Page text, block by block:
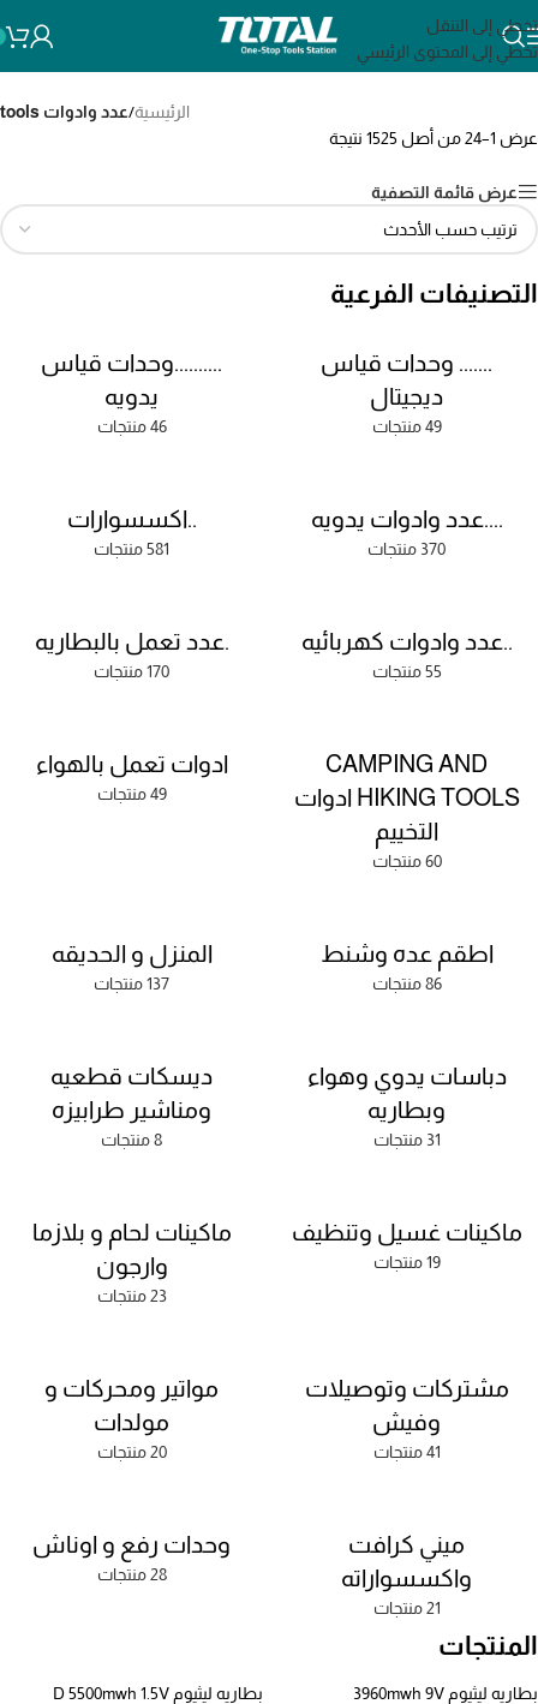
تخطي إلى التنقل
تخطي إلى المحتوى الرئيسي
الرئيسية/عدد وادوات tools
عرض 1–24 من أصل 1525 نتيجة
عرض قائمة التصفية
التصنيفات الفرعية
....... وحدات قياس
ديجيتال
49 منتجات
..........وحدات قياس
يدويه
46 منتجات
....عدد وادوات يدويه
370 منتجات
..اكسسوارات
581 منتجات
..عدد وادوات كهربائيه
55 منتجات
.عدد تعمل بالبطاريه
170 منتجات
CAMPING AND
HIKING TOOLS ادوات
التخييم
60 منتجات
ادوات تعمل بالهواء
49 منتجات
اطقم عده وشنط
86 منتجات
المنزل و الحديقه
137 منتجات
دباسات يدوي وهواء
وبطاريه
31 منتجات
ديسكات قطعيه
ومناشير طرابيزه
8 منتجات
ماكينات غسيل وتنظيف
19 منتجات
ماكينات لحام و بلازما
وارجون
23 منتجات
مشتركات وتوصيلات
وفيش
41 منتجات
مواتير ومحركات و
مولدات
20 منتجات
ميني كرافت
واكسسواراته
21 منتجات
وحدات رفع و اوناش
28 منتجات
المنتجات
بطاريه ليثيوم 3960mwh 9V
بطاريه ليثيوم D 5500mwh 1.5V